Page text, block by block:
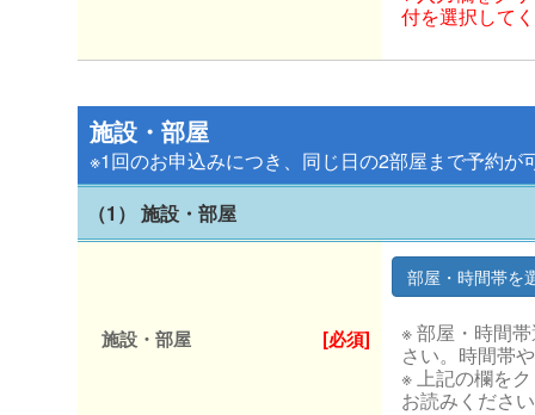
付を選択して
施設・部屋
※1回のお申込みにつき、同じ日の2部屋まで予約
（1） 施設・部屋
施設・部屋 [必須]
※ 部屋・時間
さい。時間帯
※ 上記の欄を
お読みくださ